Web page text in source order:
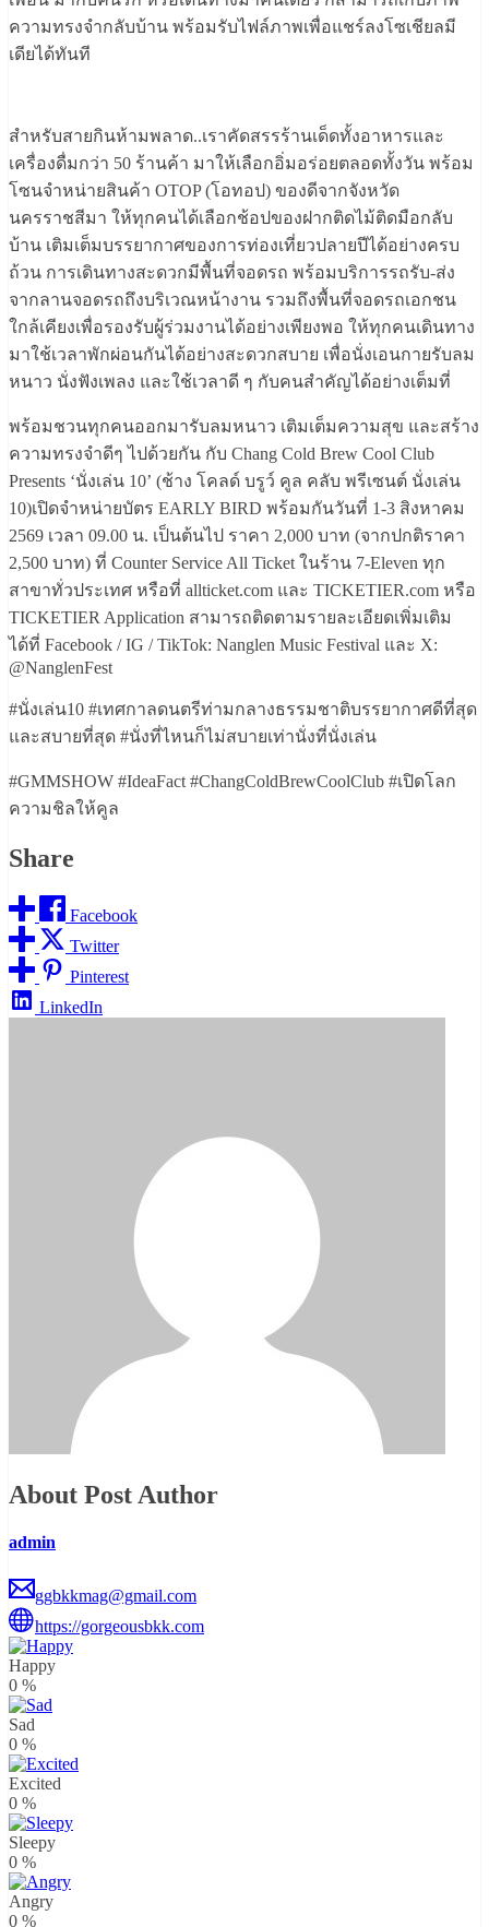
ความทรงจำกลับบ้าน พร้อมรับไฟล์ภาพเพื่อแชร์ลงโซเชียลมี
เดียได้ทันที
สำหรับสายกินห้ามพลาด..เราคัดสรรร้านเด็ดทั้งอาหารและ
เครื่องดื่มกว่า 50 ร้านค้า มาให้เลือกอิ่มอร่อยตลอดทั้งวัน พร้อม
โซนจำหน่ายสินค้า OTOP (โอทอป) ของดีจากจังหวัด
นครราชสีมา ให้ทุกคนได้เลือกช้อปของฝากติดไม้ติดมือกลับ
บ้าน เติมเต็มบรรยากาศของการท่องเที่ยวปลายปีได้อย่างครบ
ถ้วน การเดินทางสะดวกมีพื้นที่จอดรถ พร้อมบริการรถรับ-ส่ง
จากลานจอดรถถึงบริเวณหน้างาน รวมถึงพื้นที่จอดรถเอกชน
ใกล้เคียงเพื่อรองรับผู้ร่วมงานได้อย่างเพียงพอ ให้ทุกคนเดินทาง
มาใช้เวลาพักผ่อนกันได้อย่างสะดวกสบาย เพื่อนั่งเอนกายรับลม
หนาว นั่งฟังเพลง และใช้เวลาดี ๆ กับคนสำคัญได้อย่างเต็มที่
พร้อมชวนทุกคนออกมารับลมหนาว เติมเต็มความสุข และสร้าง
ความทรงจำดีๆ ไปด้วยกัน กับ Chang Cold Brew Cool Club
Presents ‘นั่งเล่น 10’ (ช้าง โคลด์ บรูว์ คูล คลับ พรีเซนต์ นั่งเล่น
10)เปิดจำหน่ายบัตร EARLY BIRD พร้อมกันวันที่ 1-3 สิงหาคม
2569 เวลา 09.00 น. เป็นต้นไป ราคา 2,000 บาท (จากปกติราคา
2,500 บาท) ที่ Counter Service All Ticket ในร้าน 7-Eleven ทุก
สาขาทั่วประเทศ หรือที่ allticket.com และ TICKETIER.com หรือ
TICKETIER Application สามารถติดตามรายละเอียดเพิ่มเติม
ได้ที่ Facebook / IG / TikTok: Nanglen Music Festival และ X:
@NanglenFest
#นั่งเล่น10 #เทศกาลดนตรีท่ามกลางธรรมชาติบรรยากาศดีที่สุด
และสบายที่สุด #นั่งที่ไหนก็ไม่สบายเท่านั่งที่นั่งเล่น
#GMMSHOW #IdeaFact #ChangColdBrewCoolClub #เปิดโลก
ความชิลให้คูล
Share
Facebook
Twitter
Pinterest
LinkedIn
About Post Author
admin
ggbkkmag@gmail.com
https://gorgeousbkk.com
Happy
0 %
Sad
0 %
Excited
0 %
Sleepy
0 %
Angry
0 %